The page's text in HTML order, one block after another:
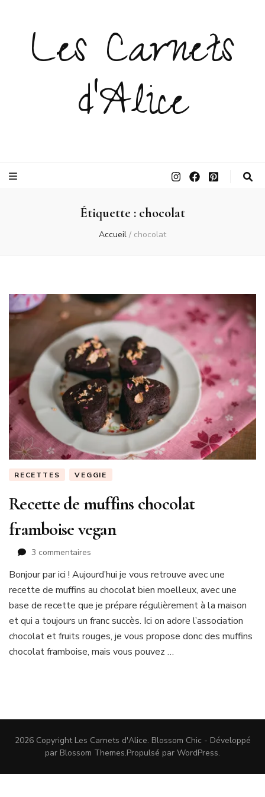
Les Carnets
d'Alice
Étiquette : chocolat
Accueil / chocolat
RECETTES VEGGIE
Recette de muffins chocolat
framboise vegan
3 commentaires
de
muffins
chocolat
vegan
Bonjour par ici ! Aujourd’hui je vous retrouve avec une
recette de muffins au chocolat bien moelleux, avec une
base de recette que je prépare régulièrement à la maison
et qui a toujours un franc succès. Ici on adore l’association
chocolat et fruits rouges, je vous propose donc des muffins
chocolat framboise, mais vous pouvez …
2026 Copyright Les Carnets d'Alice. Blossom Chic - Développé
par Blossom Themes.Propulsé par WordPress.